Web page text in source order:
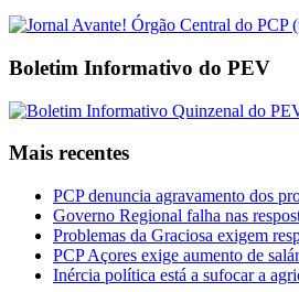
Boletim Informativo do PEV
Mais recentes
PCP denuncia agravamento dos
Governo Regional falha nas
Problemas da Graciosa exigem
PCP Açores exige aumento de
Inércia política está a sufocar a